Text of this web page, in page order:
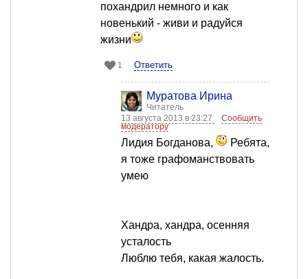
похандрил немного и как
новенький - живи и радуйся
жизни
1 Ответить
Муратова Ирина
Читатель
13 августа 2013 в 23:27
Сообщить
модератору
Лидия Богданова,
Ребята,
я тоже графоманствовать
умею
Хандра, хандра, осенняя
усталость
Люблю тебя, какая жалость.